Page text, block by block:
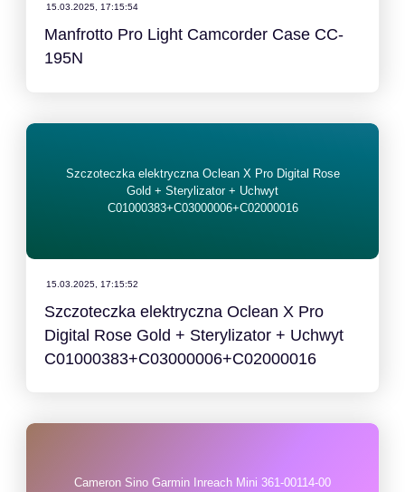
15.03.2025, 17:15:54
Manfrotto Pro Light Camcorder Case CC-
195N
Szczoteczka elektryczna Oclean X Pro Digital Rose
Gold + Sterylizator + Uchwyt
C01000383+C03000006+C02000016
15.03.2025, 17:15:52
Szczoteczka elektryczna Oclean X Pro
Digital Rose Gold + Sterylizator + Uchwyt
C01000383+C03000006+C02000016
Cameron Sino Garmin Inreach Mini 361-00114-00